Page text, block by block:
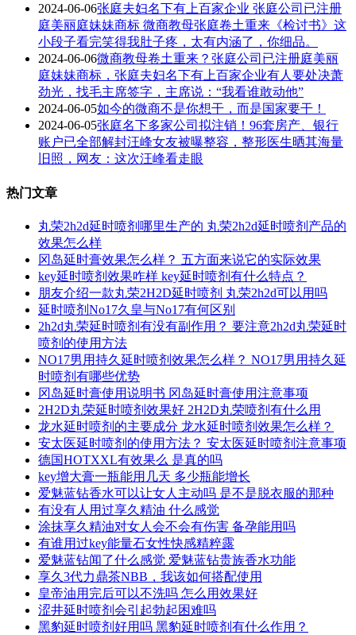
2024-06-06张庭夫妇名下有上百家企业 张庭公司已注册
庭美丽庭妹妹商标 微商教母张庭卷土重来《检讨书》这
小段子看完笑得我肚子疼，太有内涵了，你细品。
2024-06-06微商教母卷土重来？张庭公司已注册庭美丽
庭妹妹商标，张庭夫妇名下有上百家企业有人要处决萧
劲光，找毛主席签字，主席说：“我看谁敢动他”
2024-06-05如今的微商不是你想干，而是国家要干！
2024-06-05张庭名下多家公司拟注销！96套房产、银行
账户已全部解封汪峰女友被曝整容，整形医生晒其海量
旧照，网友：这次汪峰看走眼
热门文章
丸荣2h2d延时喷剂哪里生产的 丸荣2h2d延时喷剂产品的
效果怎么样
冈岛延时膏效果怎么样？ 五方面来说它的实际效果
key延时喷剂效果咋样 key延时喷剂有什么特点？
朋友介绍一款丸荣2H2D延时喷剂 丸荣2h2d可以用吗
延时喷剂No17久皇与No17有何区别
2h2d丸荣延时喷剂有没有副作用？ 要注意2h2d丸荣延时
喷剂的使用方法
NO17男用持久延时喷剂效果怎么样？ NO17男用持久延
时喷剂有哪些优势
冈岛延时膏使用说明书 冈岛延时膏使用注意事项
2H2D丸荣延时喷剂效果好 2H2D丸荣喷剂有什么用
龙水延时喷剂的主要成分 龙水延时喷剂效果怎么样？
安太医延时喷剂的使用方法？ 安太医延时喷剂注意事项
德国HOTXXL有效果么 是真的吗
key增大膏一瓶能用几天 多少瓶能增长
爱魅蓝钻香水可以让女人主动吗 是不是脱衣服的那种
有没有人用过享久精油 什么感觉
涂抹享久精油对女人会不会有伤害 备孕能用吗
有谁用过key能量石女性快感精粹露
爱魅蓝钻闻了什么感觉 爱魅蓝钻贵族香水功能
享久3代力鼎茶NBB，我该如何搭配使用
皇帝油用完后可以不洗吗 怎么用效果好
涩井延时喷剂会引起勃起困难吗
黑豹延时喷剂好用吗 黑豹延时喷剂有什么作用？